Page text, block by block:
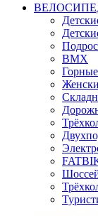
BMX